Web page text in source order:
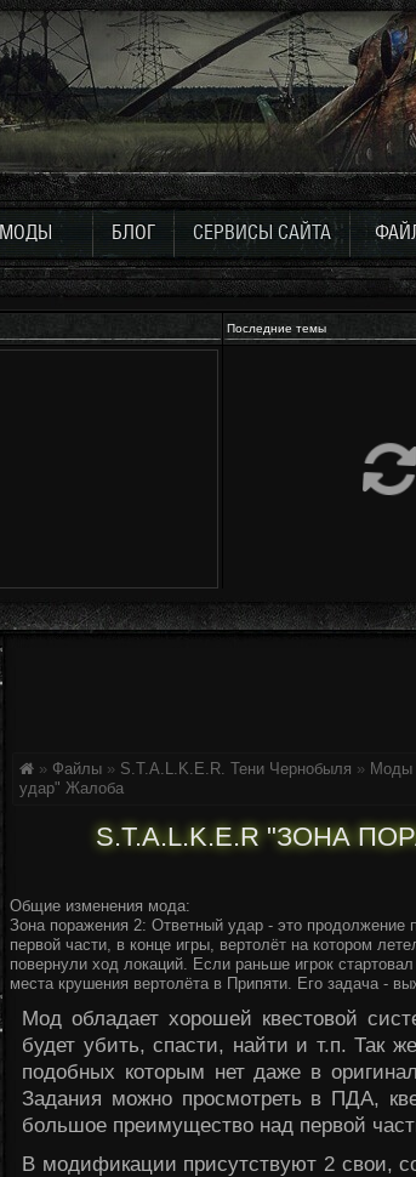
МОДЫ БЛОГ СЕРВИСЫ САЙТА
Последние темы
» Файлы » S.T.A.L.K.E.R. Тени Чернобыля » Моды
удар" Жалоба
S.T.A.L.K.E.R "ЗОНА
Общие изменения мода:
Зона поражения 2: Ответный удар - это
первой части, в конце игры, вертолёт на котором
повернули ход локаций. Если раньше игрок
места крушения вертолёта в Припяти. Его задача -
Мод обладает хорошей квестовой
будет убить, спасти, найти и т.п. Так
подобных которым нет даже в
Задания можно просмотреть в ПДА,
большое преимущество над первой
В модификации присутствуют 2 свои,